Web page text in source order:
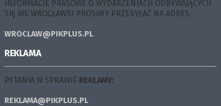
INFORMACJE PRASOWE O WYDARZENIACH ODBYWAJĄCYCH
SIĘ WE WROCŁAWIU PROSIMY PRZESYŁAĆ NA ADRES:
WROCLAW@PIKPLUS.PL
REKLAMA
PYTANIA W SPRAWIE REKLAMY:
REKLAMA@PIKPLUS.PL